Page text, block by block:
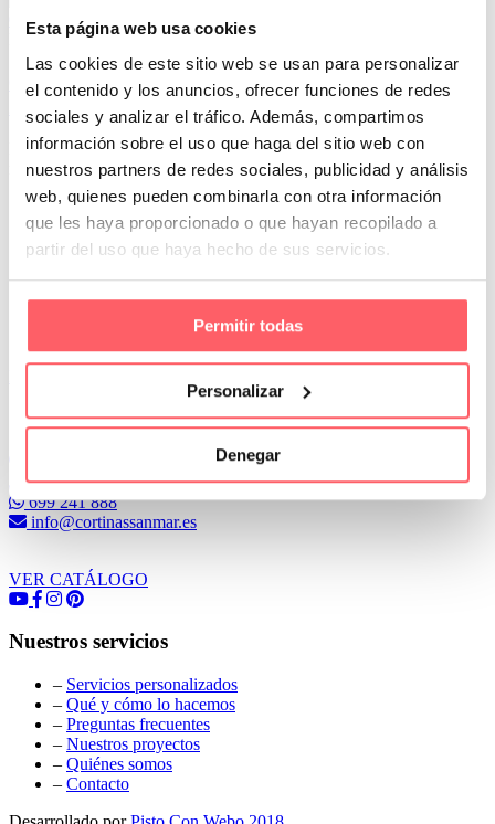
Esta página web usa cookies
Las cookies de este sitio web se usan para personalizar
el contenido y los anuncios, ofrecer funciones de redes
sociales y analizar el tráfico. Además, compartimos
información sobre el uso que haga del sitio web con
nuestros partners de redes sociales, publicidad y análisis
web, quienes pueden combinarla con otra información
que les haya proporcionado o que hayan recopilado a
partir del uso que haya hecho de sus servicios.
Permitir todas
Personalizar
Denegar
0
Por San Mar Tendencias y actualidad
03 Jul:Tendencias en cortinas a medida para el
Este 2024, llegó con nuevas y emocionantes tendencias en cortinas a
medida, ofreciendo una amplia gama de opciones para aquellos…
Conoce Cortinas Sanmar
c/ Madrid nº 87 Local 1 y 5 28970 Madrid
91 498 08 97
699 241 888
info@cortinassanmar.es
VER CATÁLOGO
Nuestros servicios
– Servicios personalizados
– Qué y cómo lo hacemos
– Preguntas frecuentes
– Nuestros proyectos
– Quiénes somos
– Contacto